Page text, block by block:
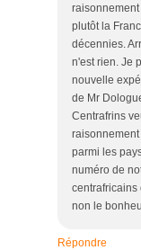
plutôt la
décennies.
n'est rien. Je
nouvelle
de Mr
Centrafrins
parmi les
numéro de
centrafricains
non le
Répondre